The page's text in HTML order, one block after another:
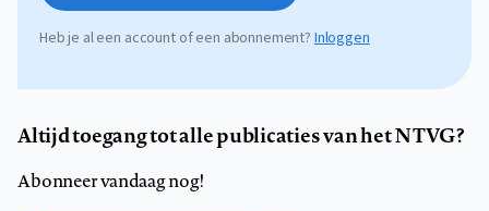
Heb je al een account of een abonnement?Inloggen
Altijd toegang tot alle publicaties van het NTVG?
Abonneer vandaag nog!